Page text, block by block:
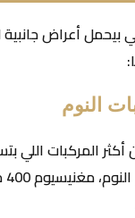
بيحمل أعراض
أكثر المركبات اللي